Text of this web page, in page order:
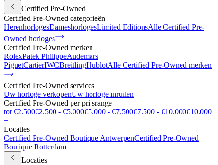
Certified Pre-Owned
Certified Pre-Owned categorieën
HerenhorlogesDameshorlogesLimited EditionsAlle Certified Pre-
Owned horloges
Certified Pre-Owned merken
RolexPatek PhilippeAudemars
PiguetCartierIWCBreitlingHublotAlle Certified Pre-Owned merken
Certified Pre-Owned services
Uw horloge verkopenUw horloge inruilen
Certified Pre-Owned per prijsrange
tot €2.500€2.500 - €5.000€5.000 - €7.500€7.500 - €10.000€10.000
+
Locaties
Certified Pre-Owned Boutique AntwerpenCertified Pre-Owned
Boutique Rotterdam
Locaties